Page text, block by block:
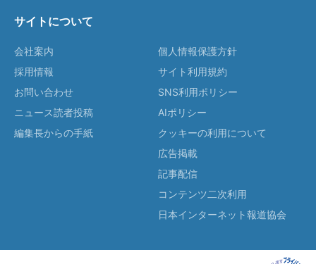
サイトについて
会社案内
採用情報
お問い合わせ
ニュース読者投稿
編集長からの手紙
個人情報保護方針
サイト利用規約
SNS利用ポリシー
AIポリシー
クッキーの利用について
広告掲載
記事配信
コンテンツ二次利用
日本インターネット報道協会